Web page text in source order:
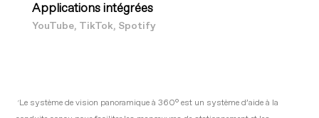
Applications intégrées
YouTube, TikTok, Spotify
*Le système de vision panoramique à 360° est un système d’aide à la